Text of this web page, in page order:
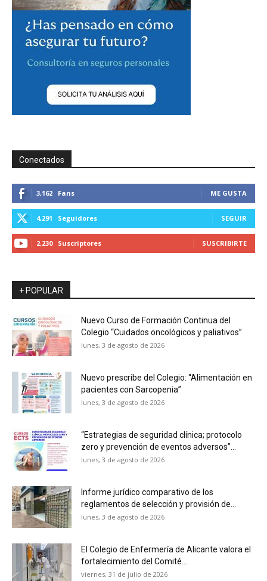
Conectados
3,162 Fans ME GUSTA
4,291 Seguidores SEGUIR
2,230 Suscriptores SUSCRIBIRTE
+ POPULAR
Nuevo Curso de Formación Continua del
Colegio “Cuidados oncológicos y paliativos”
lunes, 3 de agosto de 2026
Nuevo prescribe del Colegio: “Alimentación en
pacientes con Sarcopenia”
lunes, 3 de agosto de 2026
“Estrategias de seguridad clínica; protocolo
zero y prevención de eventos adversos”...
lunes, 3 de agosto de 2026
Informe jurídico comparativo de los
reglamentos de selección y provisión de...
lunes, 3 de agosto de 2026
El Colegio de Enfermería de Alicante valora el
fortalecimiento del Comité...
viernes, 31 de julio de 2026